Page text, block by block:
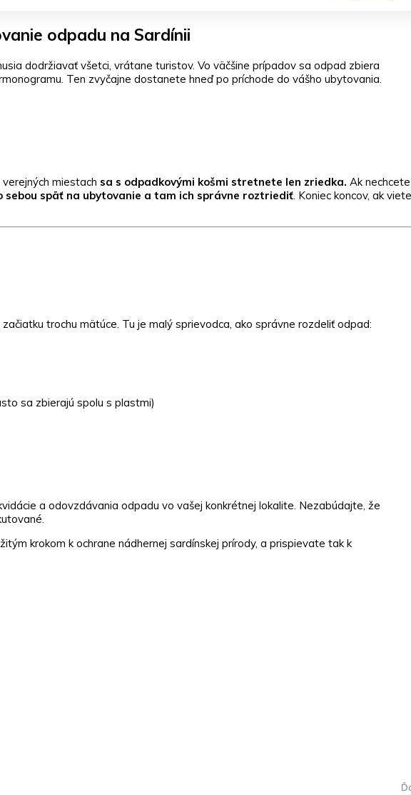
odpadu na Sardínii
dodržiavať všetci, vrátane turistov. Vo väčšine prípadov sa odpad zbiera
Ten zvyčajne dostanete hneď po príchode do vášho ubytovania.
miestach sa s odpadkovými košmi stretnete len zriedka. Ak nechcete
sebou späť na ubytovanie a tam ich správne roztriediť . Koniec koncov, ak viete
trochu mätúce. Tu je malý sprievodca, ako správne rozdeliť odpad:
sa zbierajú spolu s plastmi)
a odovzdávania odpadu vo vašej konkrétnej lokalite. Nezabúdajte, že
krokom k ochrane nádhernej sardínskej prírody, a prispievate tak k